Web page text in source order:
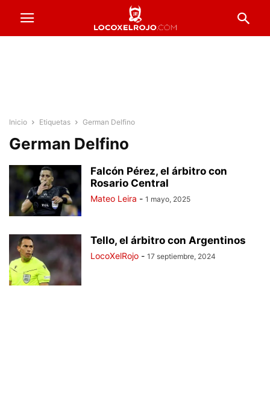
Inicio Etiquetas German Delfino
German Delfino
Falcón Pérez, el árbitro con
Rosario Central
Mateo Leira - 1 mayo, 2025
Tello, el árbitro con Argentinos
LocoXelRojo - 17 septiembre, 2024